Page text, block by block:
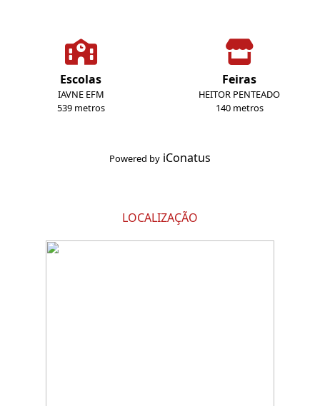
Escolas
IAVNE EFM
539 metros
Feiras
HEITOR PENTEADO
140 metros
Powered by iConatus
LOCALIZAÇÃO